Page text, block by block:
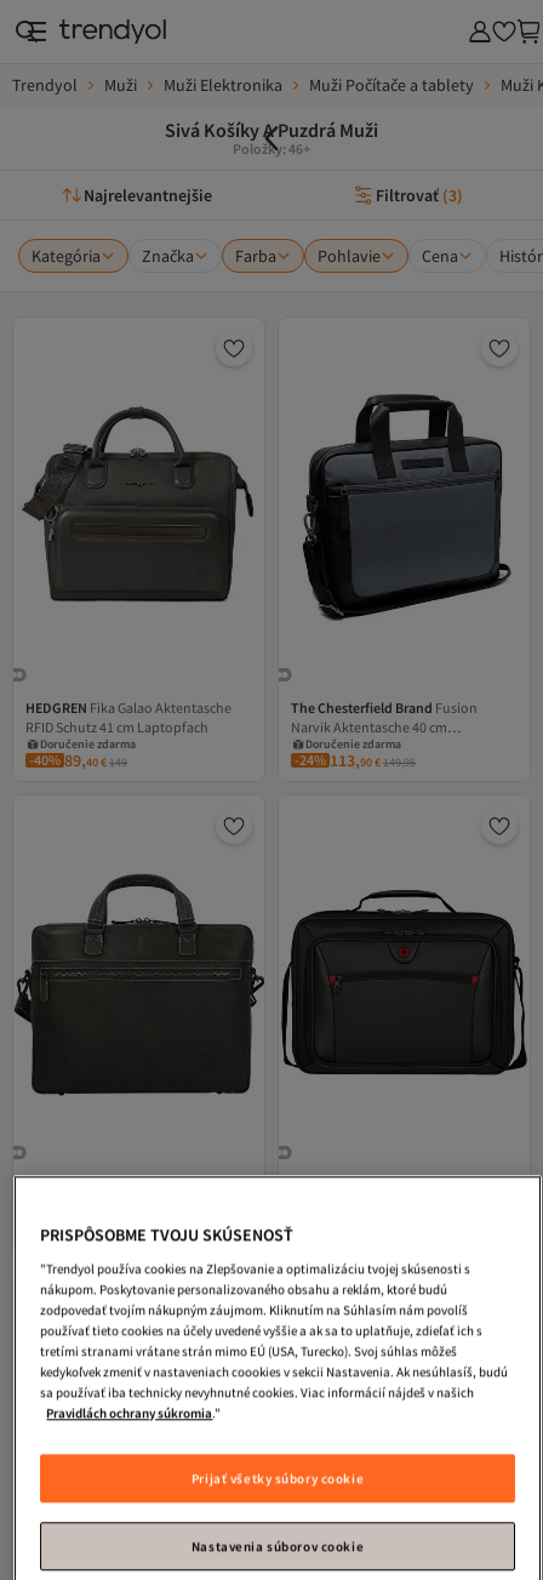
Trendyol Muži Muži Elektronika Muži Počítače a tablety Muži
Sivá Košíky A Puzdrá Muži
Položky: 46+
Najrelevantnejšie Filtrovať (3)
Kategória Značka Farba Pohlavie Cena
HEDGREN Fika Galao Aktentasche
RFID Schutz 41 cm Laptopfach
Doručenie zdarma
-40% 89,40€149
The Chesterfield Brand Fusion
Narvik Aktentasche 40 cm
Laptopfach
Doručenie zdarma
-24% 113,90€149,95
-30% 125,97€179,95 55
PRISPÔSOBME TVOJU SKÚSENOSŤ
"Trendyol používa cookies na Zlepšovanie a optimalizáciu tvojej skúsenosti s
nákupom. Poskytovanie personalizovaného obsahu a reklám, ktoré budú
zodpovedať tvojím nákupným záujmom. Kliknutím na Súhlasím nám povolíš
používať tieto cookies na účely uvedené vyššie a ak sa to uplatňuje, zdieľať ich s
tretími stranami vrátane strán mimo EÚ (USA, Turecko). Svoj súhlas môžeš
kedykoľvek zmeniť v nastaveniach coookies v sekcii Nastavenia. Ak nesúhlasíš, budú
sa používať iba technicky nevyhnutné cookies. Viac informácií nájdeš v našich
Pravidlách ochrany súkromia."
Prijať všetky súbory cookie
Nastavenia súborov cookie